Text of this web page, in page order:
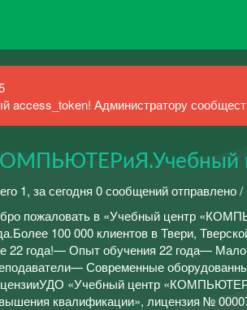
access_token! Администратору
1, за сегодня 0 сообщений отправлено /
пожаловать в «Учебный центр
100 000 клиентов в Твери,
22 года!— Опыт обучения 22 года—
Современные
«Учебный центр
квалификации», лицензия №